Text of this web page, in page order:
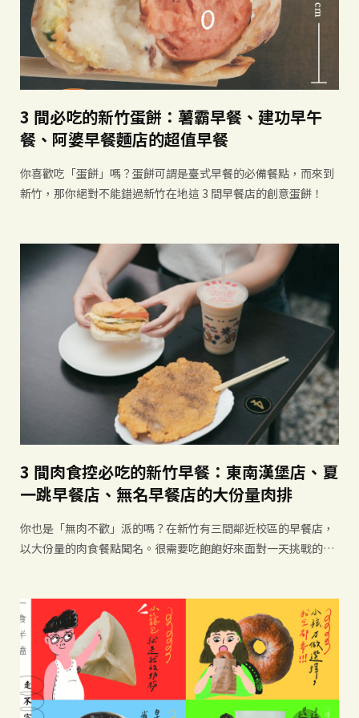
3 間必吃的新竹蛋餅：薯霸早餐、建功早午
餐、阿婆早餐麵店的超值早餐
你喜歡吃「蛋餅」嗎？蛋餅可謂是臺式早餐的必備餐點，而來到
新竹，那你絕對不能錯過新竹在地這 3 間早餐店的創意蛋餅！
3 間肉食控必吃的新竹早餐：東南漢堡店、夏
一跳早餐店、無名早餐店的大份量肉排
你也是「無肉不歡」派的嗎？在新竹有三間鄰近校區的早餐店，
以大份量的肉食餐點聞名。很需要吃飽飽好來面對一天挑戰的